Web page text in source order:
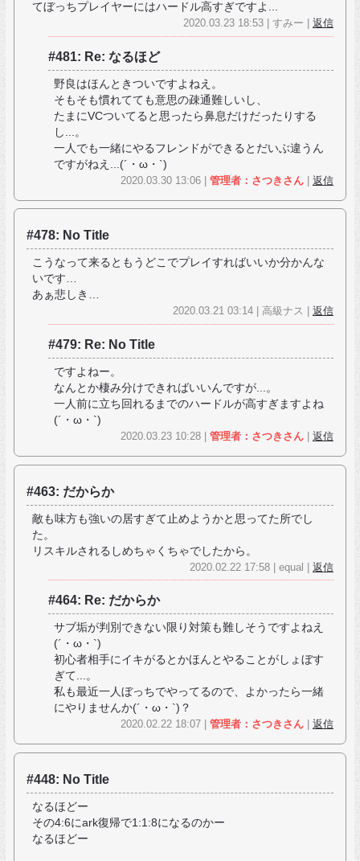
てぼっちプレイヤーにはハードル高すぎですよ...
2020.03.23 18:53 | すみー | 返信
#481: Re: なるほど
野良はほんときついですよねえ。
そもそも慣れてても意思の疎通難しいし、
たまにVCついてると思ったら鼻息だけだったりする
し...。
一人でも一緒にやるフレンドができるとだいぶ違うん
ですがねえ...(´・ω・`)
2020.03.30 13:06 | 管理者：さつきさん 返信
#478: No Title
こうなって来るともうどこでプレイすればいいか分かんな
いです…
あぁ悲しき…
2020.03.21 03:14 | 高級ナス | 返信
#479: Re: No Title
ですよねー。
なんとか棲み分けできればいいんですが...。
一人前に立ち回れるまでのハードルが高すぎますよね
(´・ω・`)
2020.03.23 10:28 | 管理者：さつきさん 返信
#463: だからか
敵も味方も強いの居すぎて止めようかと思ってた所でし
た。
リスキルされるしめちゃくちゃでしたから。
2020.02.22 17:58 | equal | 返信
#464: Re: だからか
サブ垢が判別できない限り対策も難しそうですよねえ
(´・ω・`)
初心者相手にイキがるとかほんとやることがしょぼす
ぎて...。
私も最近一人ぼっちでやってるので、よかったら一緒
にやりませんか(´・ω・`)？
2020.02.22 18:07 | 管理者：さつきさん 返信
#448: No Title
なるほどー
その4:6にark復帰で1:1:8になるのかー
なるほどー